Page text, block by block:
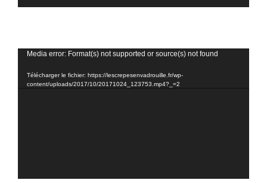
Lecteur
Media error: Format(s) not supported or source(s) not found
Télécharger le fichier: https://lescrepesenvadrouille.fr/wp-
content/uploads/2017/10/20171024_123753.mp4?_=2